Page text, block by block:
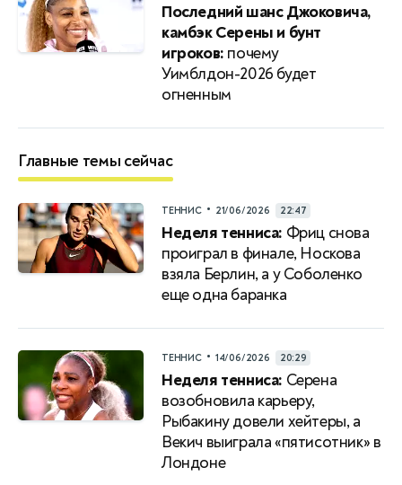
Последний шанс Джоковича,
камбэк Серены и бунт
игроков: почему
Уимблдон-2026 будет
огненным
Главные темы сейчас
ТЕННИС • 21/06/2026 22:47
Неделя тенниса: Фриц снова
проиграл в финале, Носкова
взяла Берлин, а у Соболенко
еще одна баранка
ТЕННИС • 14/06/2026 20:29
Неделя тенниса: Серена
возобновила карьеру,
Рыбакину довели хейтеры, а
Векич выиграла «пятисотник» в
Лондоне